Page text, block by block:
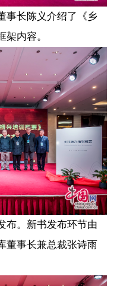
事长陈义介绍了《乡
内容。
布。新书发布环节由
董事长兼总裁张诗雨